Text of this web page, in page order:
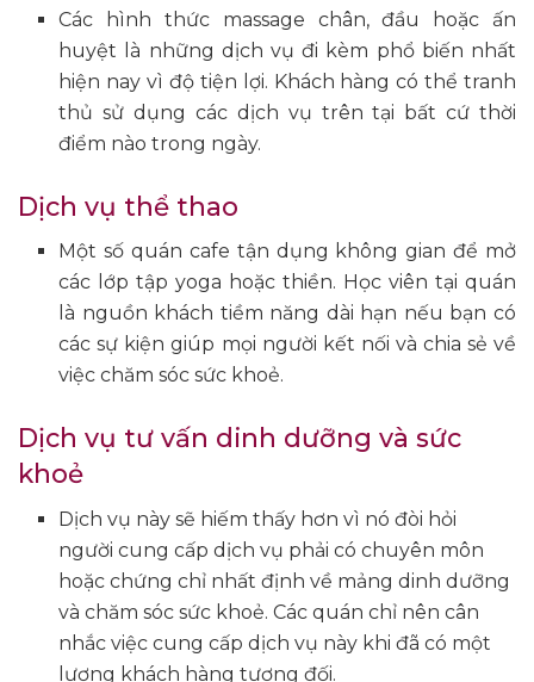
Các hình thức massage chân, đầu hoặc ấn
huyệt là những dịch vụ đi kèm phổ biến nhất
hiện nay vì độ tiện lợi. Khách hàng có thể tranh
thủ sử dụng các dịch vụ trên tại bất cứ thời
điểm nào trong ngày.
Dịch vụ thể thao
Một số quán cafe tận dụng không gian để mở
các lớp tập yoga hoặc thiền. Học viên tại quán
là nguồn khách tiềm năng dài hạn nếu bạn có
các sự kiện giúp mọi người kết nối và chia sẻ về
việc chăm sóc sức khoẻ.
Dịch vụ tư vấn dinh dưỡng và sức
khoẻ
Dịch vụ này sẽ hiếm thấy hơn vì nó đòi hỏi
người cung cấp dịch vụ phải có chuyên môn
hoặc chứng chỉ nhất định về mảng dinh dưỡng
và chăm sóc sức khoẻ. Các quán chỉ nên cân
nhắc việc cung cấp dịch vụ này khi đã có một
lượng khách hàng tương đối.